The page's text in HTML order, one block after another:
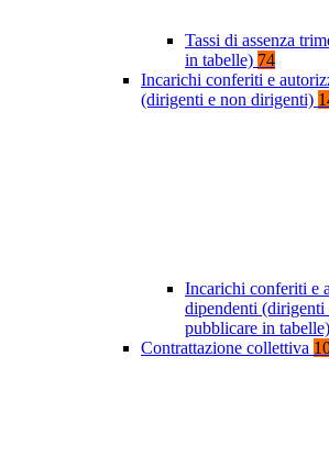
Tassi di assenza
in tabelle) 74
Incarichi conferiti e
(dirigenti e non dirigenti)
Incarichi conferiti e
dipendenti
pubblicare in tabelle)
Contrattazione collettiva